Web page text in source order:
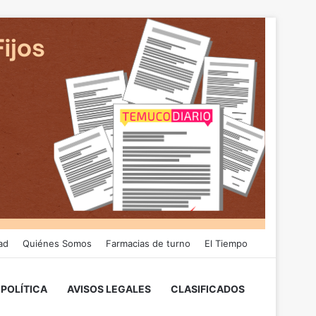
Quiénes Somos Farmacias de turno El Tiempo
POLÍTICA AVISOS LEGALES CLASIFICADOS